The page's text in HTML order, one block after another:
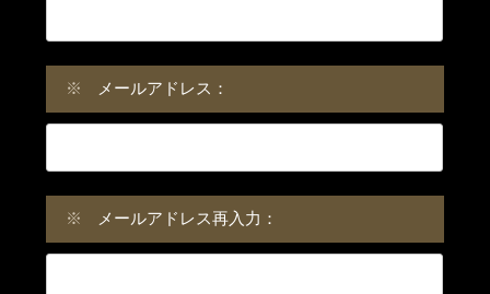
※ メールアドレス：
※ メールアドレス再入力：